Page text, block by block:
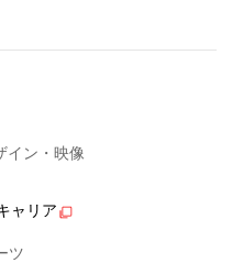
イン・映像
ャリア
ツ